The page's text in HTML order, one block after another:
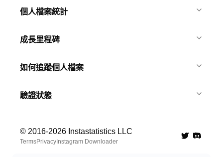
個人檔案統計
成長里程碑
如何追蹤個人檔案
驗證狀態
© 2016-2026 Instastatistics LLC
TermsPrivacy Instagram Downloader TwitterDiscord